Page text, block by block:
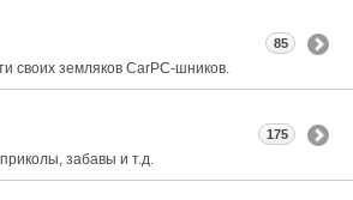
своих земляков CarPC-шников.
85
забавы и т.д.
175